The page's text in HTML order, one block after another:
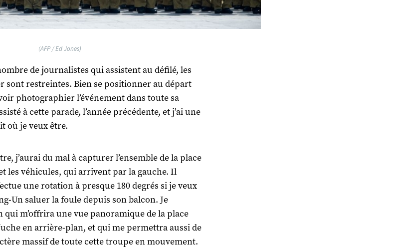
(AFP / Ed Jones)
de journalistes qui assistent au défilé, les
sont restreintes. Bien se positionner au départ
photographier l’événement dans toute sa
à cette parade, l’année précédente, et j’ai une
où je veux être.
j’aurai du mal à capturer l’ensemble de la place
les véhicules, qui arrivent par la gauche. Il
une rotation à presque 180 degrés si je veux
Un saluer la foule depuis son balcon. Je
m’offrira une vue panoramique de la place
en arrière-plan, et qui me permettra aussi de
massif de toute cette troupe en mouvement.